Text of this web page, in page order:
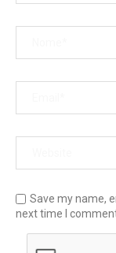
Save my name,
next time I